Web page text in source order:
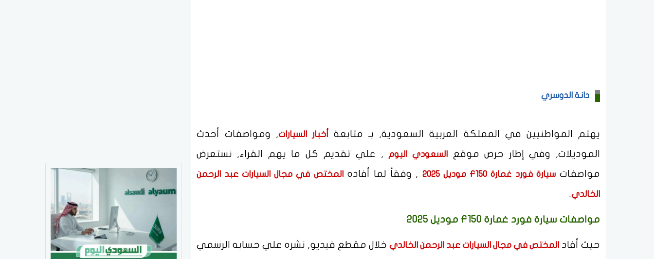
دانة الدوسري
يهتم المواطنيين في المملكة العربية السعودية, بـ متابعةأخبار السيارات, ومواصفات أحدث
الموديلات, وفي إطار حرص موقعالسعودي اليوم , علي تقديم كل ما يهم القراء, نستعرض
مواصفاتسيارة فورد غمارة F150 موديل 2025 , وفقاً لما أفادهالمختص في مجال السيارات عبد الرحمن
الخالدي.
مواصفات سيارة فورد غمارة F150 موديل 2025
حيث أفادالمختص في مجال السيارات عبد الرحمن الخالدي خلال مقطع فيديو, نشره علي حسابه الرسمي